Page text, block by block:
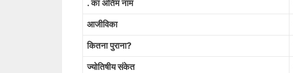
. का अंतिम नाम
आजीविका
कितना पुराना?
ज्योतिषीय संकेत